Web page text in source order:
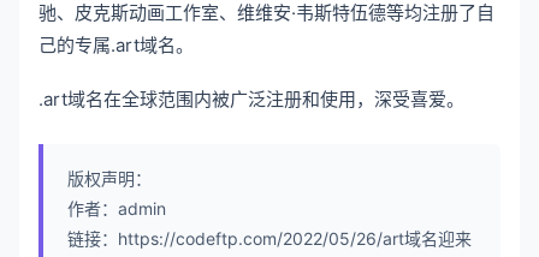
驰、皮克斯动画工作室、维维安·韦斯特伍德等均注册了自
己的专属.art域名。
.art域名在全球范围内被广泛注册和使用，深受喜爱。
版权声明：
作者：admin
链接：https://codeftp.com/2022/05/26/art域名迎来